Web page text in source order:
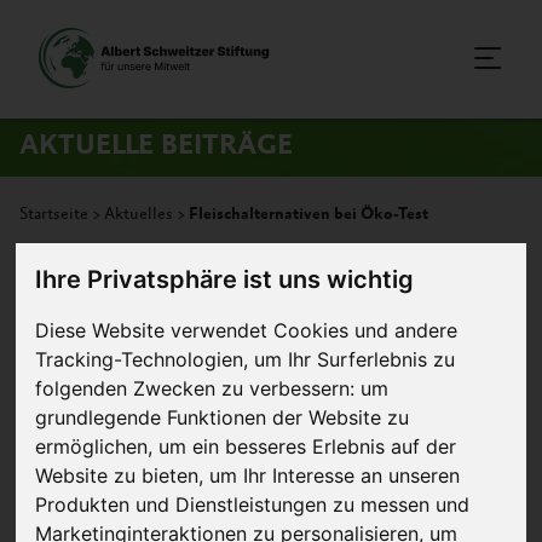
Ihre Privatsphäre ist uns wichtig
Diese Website verwendet Cookies und andere
Tracking-Technologien, um Ihr Surferlebnis zu
folgenden Zwecken zu verbessern: um
grundlegende Funktionen der Website zu
ermöglichen, um ein besseres Erlebnis auf der
Website zu bieten, um Ihr Interesse an unseren
Produkten und Dienstleistungen zu messen und
Marketinginteraktionen zu personalisieren, um
AKTUELLE BEITRÄGE
Startseite > Aktuelles > Fleischalternativen bei Öko-Test
22. Juni 2016
Fleischalternativen bei Öko-Test